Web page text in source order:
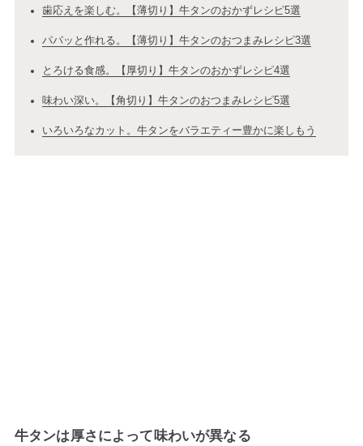
歯応えを楽しむ。【薄切り】牛タンのおかずレシピ5選
パパッと作れる。【薄切り】牛タンのおつまみレシピ3選
とろける食感。【厚切り】牛タンのおかずレシピ4選
味わい深い。【角切り】牛タンのおつまみレシピ5選
いろいろなカット。牛タンをバラエティー豊かに楽しもう
牛タンは厚さによって味わいが異なる